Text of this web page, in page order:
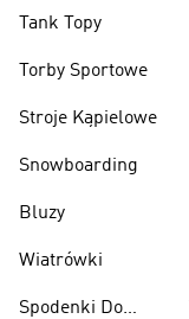
Tank Topy
Torby Sportowe
Stroje Kąpielowe
Snowboarding
Bluzy
Wiatrówki
Spodenki Do